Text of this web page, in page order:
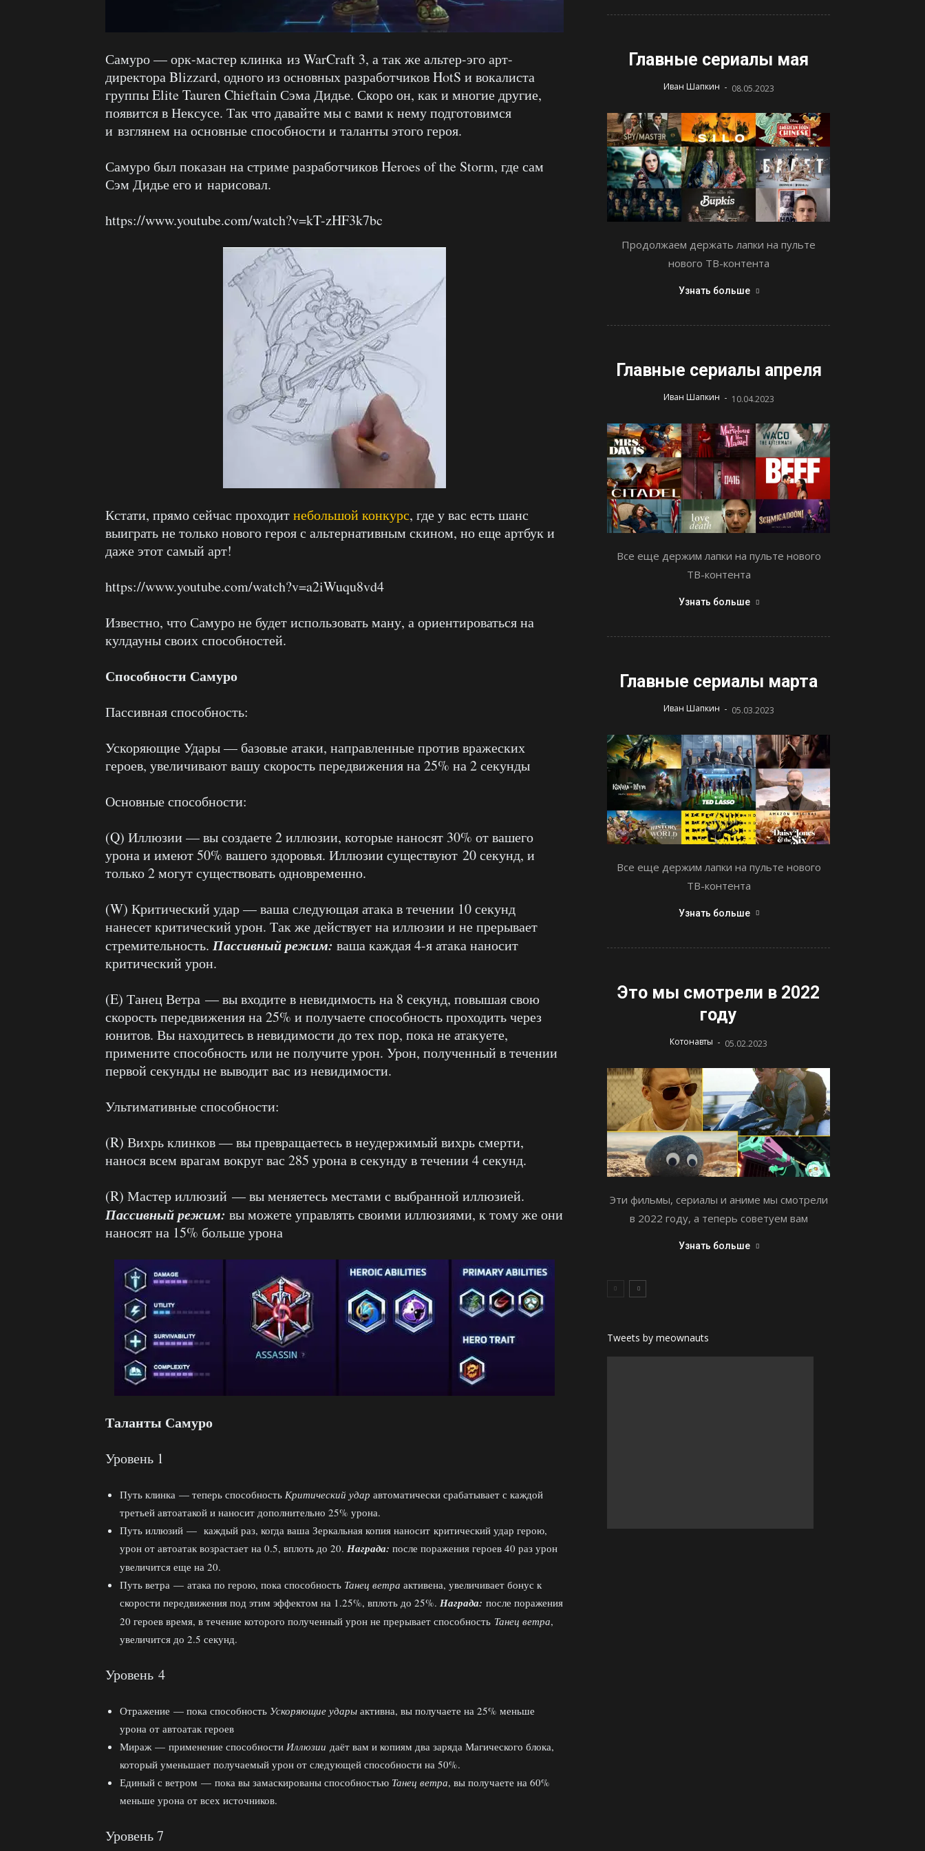
Самуро — орк-мастер клинка из WarCraft 3, а так же альтер-эго арт-
директора Blizzard, одного из основных разработчиков HotS и вокалиста
группы Elite Tauren Chieftain Сэма Дидье. Скоро он, как и многие другие,
появится в Нексусе. Так что давайте мы с вами к нему подготовимся
и взглянем на основные способности и таланты этого героя.
Самуро был показан на стриме разработчиков Heroes of the Storm, где сам
Сэм Дидье его и нарисовал.
https://www.youtube.com/watch?v=kT-zHF3k7bc
Кстати, прямо сейчас проходитнебольшой конкурс, где у вас есть шанс
выиграть не только нового героя с альтернативным скином, но еще артбук и
даже этот самый арт!
https://www.youtube.com/watch?v=a2iWuqu8vd4
Известно, что Самуро не будет использовать ману, а ориентироваться на
кулдауны своих способностей.
Способности Самуро
Пассивная способность:
Ускоряющие Удары — базовые атаки, направленные против вражеских
героев, увеличивают вашу скорость передвижения на 25% на 2 секунды
Основные способности:
(Q) Иллюзии — вы создаете 2 иллюзии, которые наносят 30% от вашего
урона и имеют 50% вашего здоровья. Иллюзии существуют 20 секунд, и
только 2 могут существовать одновременно.
(W) Критический удар — ваша следующая атака в течении 10 секунд
нанесет критический урон. Так же действует на иллюзии и не прерывает
стремительность. Пассивный режим: ваша каждая 4-я атака наносит
критический урон.
(E) Танец Ветра — вы входите в невидимость на 8 секунд, повышая свою
скорость передвижения на 25% и получаете способность проходить через
юнитов. Вы находитесь в невидимости до тех пор, пока не атакуете,
примените способность или не получите урон. Урон, полученный в течении
первой секунды не выводит вас из невидимости.
Ультимативные способности:
(R) Вихрь клинков — вы превращаетесь в неудержимый вихрь смерти,
нанося всем врагам вокруг вас 285 урона в секунду в течении 4 секунд.
(R) Мастер иллюзий — вы меняетесь местами с выбранной иллюзией.
Пассивный режим: вы можете управлять своими иллюзиями, к тому же они
наносят на 15% больше урона
Таланты Самуро
Уровень 1
Путь клинка — теперь способность Критический удар автоматически срабатывает с каждой
третьей автоатакой и наносит дополнительно 25% урона.
Путь иллюзий — каждый раз, когда ваша Зеркальная копия наносит критический удар герою,
урон от автоатак возрастает на 0.5, вплоть до 20. Награда: после поражения героев 40 раз урон
увеличится еще на 20.
Путь ветра — атака по герою, пока способность Танец ветра активена, увеличивает бонус к
скорости передвижения под этим эффектом на 1.25%, вплоть до 25%. Награда: после поражения
20 героев время, в течение которого полученный урон не прерывает способность Танец ветра,
увеличится до 2.5 секунд.
Уровень 4
Отражение — пока способность Ускоряющие удары активна, вы получаете на 25% меньше
урона от автоатак героев
Мираж — применение способности Иллюзии даёт вам и копиям два заряда Магического блока,
который уменьшает получаемый урон от следующей способности на 50%.
Единый с ветром — пока вы замаскированы способностью Танец ветра, вы получаете на 60%
меньше урона от всех источников.
Уровень 7
Главные сериалы мая
Иван Шапкин - 08.05.2023
Продолжаем держать лапки на пульте
нового ТВ-контента
Узнать больше
Главные сериалы апреля
Иван Шапкин - 10.04.2023
Все еще держим лапки на пульте нового
ТВ-контента
Узнать больше
Главные сериалы марта
Иван Шапкин - 05.03.2023
Все еще держим лапки на пульте нового
ТВ-контента
Узнать больше
Это мы смотрели в 2022
году
Котонавты - 05.02.2023
Эти фильмы, сериалы и аниме мы смотрели
в 2022 году, а теперь советуем вам
Узнать больше
Tweets by meownauts